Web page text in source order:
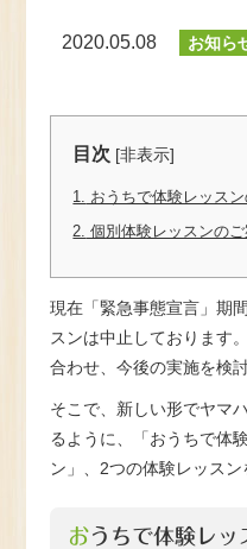
2020.05.08 お知ら
目次 [非表示]
1. おうちで体験レッス
2. 個別体験レッスンのご
現在「緊急事態宣言」期
スンは中止しております
合わせ、今後の実施を検
そこで、新しい形でヤマ
るように、「おうちで体
ン」、2つの体験レッスン
おうちで体験レ